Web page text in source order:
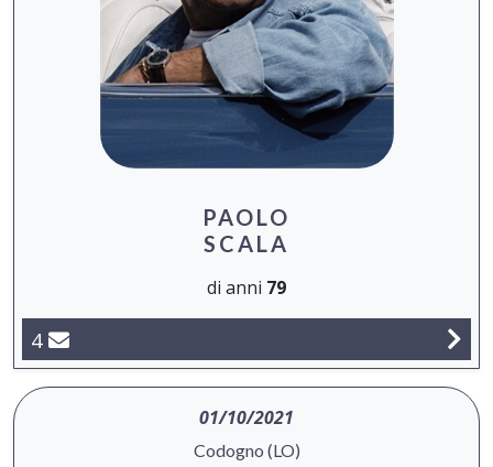
PAOLO
SCALA
di anni 79
4
01/10/2021
Codogno (LO)